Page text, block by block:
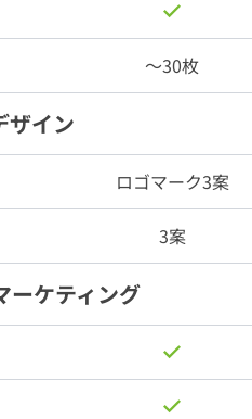
〜30枚
ザイン
ロゴマーク3案
3案
ケティング